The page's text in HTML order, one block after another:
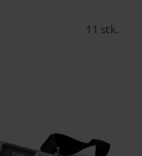
11 stk.